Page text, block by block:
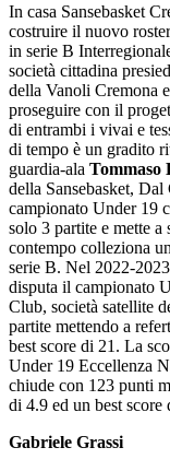
In casa Sansebasket
costruire il nuovo
in serie B
società cittadina
della Vanoli Cremona
proseguire con il
di entrambi i vivai e
di tempo è un gradito
guardia-ala Tommaso
della Sansebasket,
campionato Under 19
solo 3 partite e mette a
contempo colleziona
serie B. Nel 2022-
disputa il campionato
Club, società satellite
partite mettendo a
best score di 21. La
Under 19 Eccellenza
chiude con 123 punti
di 4.9 ed un best score
Gabriele Grassi